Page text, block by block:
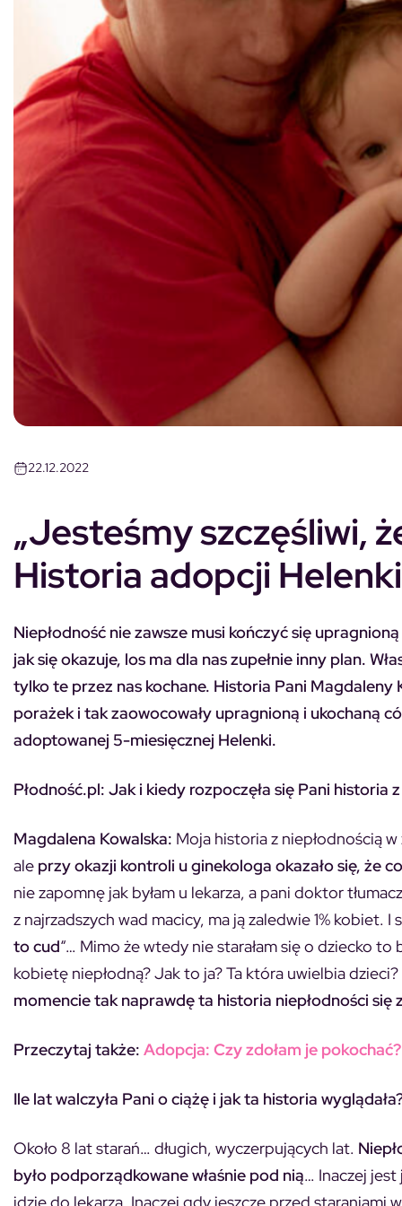
22.12.2022
„Jesteśmy szczęśliwi,
Historia adopcji Helenki
Niepłodność nie zawsze musi kończyć się
jak się okazuje, los ma dla nas zupełnie inny plan.
tylko te przez nas kochane. Historia Pani
porażek i tak zaowocowały upragnioną i ukochaną
adoptowanej 5-miesięcznej Helenki.
Płodność.pl: Jak i kiedy rozpoczęła się Pani historia
Magdalena Kowalska: Moja historia z niepłodnością w
ale przy okazji kontroli u ginekologa okazało się, że
nie zapomnę jak byłam u lekarza, a pani doktor
z najrzadszych wad macicy, ma ją zaledwie 1% kobiet. I
to cud“… Mimo że wtedy nie starałam się o dziecko
kobietę niepłodną? Jak to ja? Ta która uwielbia
momencie tak naprawdę ta historia niepłodności się
Przeczytaj także: Adopcja: Czy zdołam je
Ile lat walczyła Pani o ciążę i jak ta historia
Około 8 lat starań… długich, wyczerpujących lat.
było podporządkowane właśnie pod nią… Inaczej jest
idzie do lekarza. Inaczej gdy jeszcze przed staraniami